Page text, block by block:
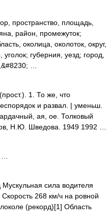
пространство, площадь,
район, промежуток;
околица, околоток, округ,
губерния, уезд; город,
…
1. То же, что
и развал. | уменьш.
ая, ое. Толковый
Н.Ю. Шведова. 1949 1992 …
сила водителя
268 км/ч на ровной
(рекорд)[1] Область